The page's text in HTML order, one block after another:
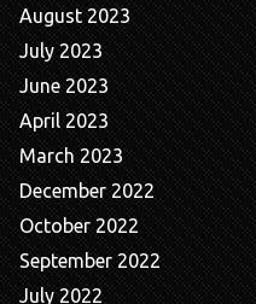
August 2023
July 2023
June 2023
April 2023
March 2023
December 2022
October 2022
September 2022
July 2022